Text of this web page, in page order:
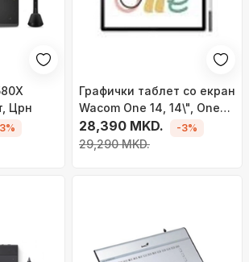
Црн
Графички таблет со екран
Wacom One 14, 14\", One
Pen, бел
28,390 MKD.
29,290 MKD.
-3%